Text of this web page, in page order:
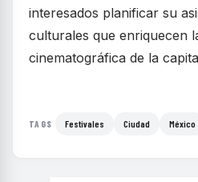
interesados planificar su
culturales que enriquecen
cinematográfica de la
TAGS Festivales Ciudad México